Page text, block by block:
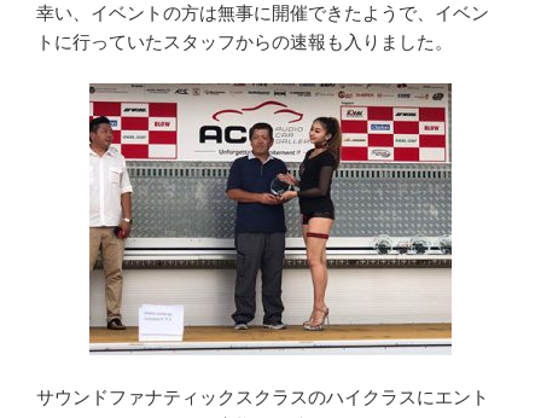
幸い、イベントの方は無事に開催できたようで、イベン
トに行っていたスタッフからの速報も入りました。
サウンドファナティックスクラスのハイクラスにエント